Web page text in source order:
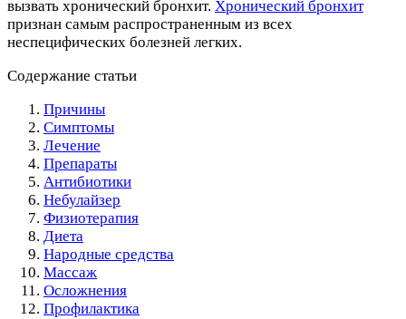
вызвать хронический бронхит. Хронический бронхит
признан самым распространенным из всех
неспецифических болезней легких.
Содержание статьи
Причины
Симптомы
Лечение
Препараты
Антибиотики
Небулайзер
Физиотерапия
Диета
Народные средства
Массаж
Осложнения
Профилактика